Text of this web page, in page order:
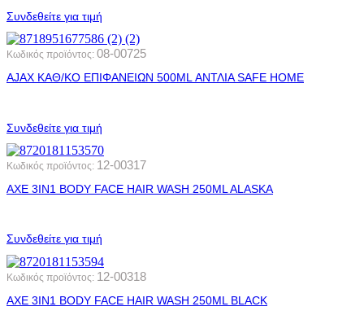
Συνδεθείτε για τιμή
Κωδικός προϊόντος: 08-00725
AJAX ΚΑΘ/ΚΟ ΕΠΙΦΑΝΕΙΩΝ 500ML ΑΝΤΛΙΑ SAFE HOME
Συνδεθείτε για τιμή
Κωδικός προϊόντος: 12-00317
AXE 3IN1 BODY FACE HAIR WASH 250ML ALASKA
Συνδεθείτε για τιμή
Κωδικός προϊόντος: 12-00318
AXE 3IN1 BODY FACE HAIR WASH 250ML BLACK